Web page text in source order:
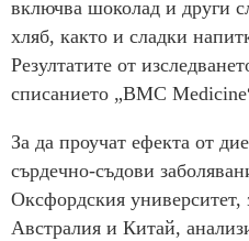
включва шоколад и други
хляб, както и сладки
Резултатите от
списанието „BMC
За да проучат ефекта от
сърдечно-съдови
Оксфордския университет,
Австралия и Китай,